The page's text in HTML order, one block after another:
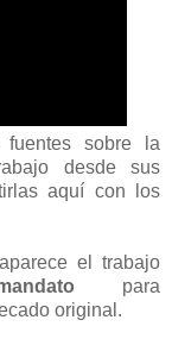
sobre la
desde sus
aquí con los
el trabajo
para
original.